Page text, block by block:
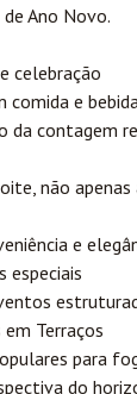
Ano Novo.
celebração
e
contagem
não
e
especiais
Terraços
para
do